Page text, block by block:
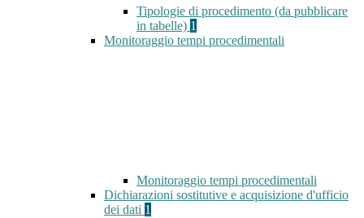
Tipologie di procedimento (da pubblicare
in tabelle) 1
Monitoraggio tempi procedimentali
Monitoraggio tempi procedimentali
Dichiarazioni sostitutive e acquisizione d'ufficio
dei dati 1